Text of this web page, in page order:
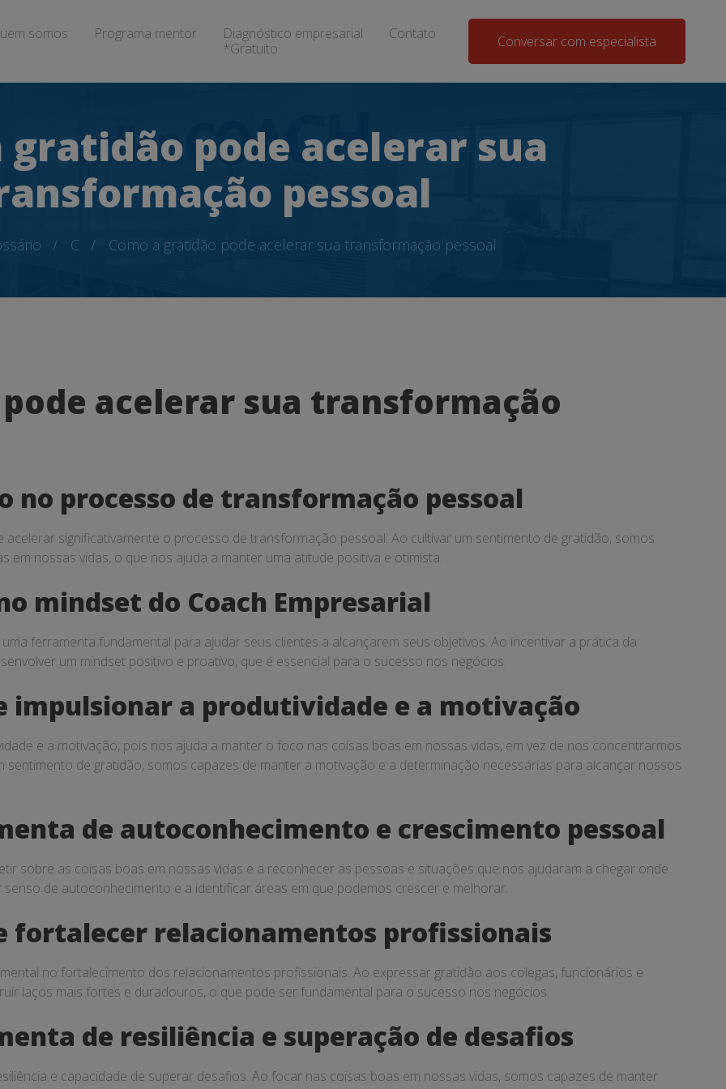
somos Programa mentor
Diagnóstico empresarial
*Gratuito
Contato Conversar com especialista
gratidão pode acelerar sua
pessoal
C Como a gratidão pode acelerar sua transformação pessoal
acelerar sua transformação
no processo de transformação pessoal
significativamente o processo de transformação pessoal. Ao cultivar um sentimento de gratidão, somos
em nossas vidas, o que nos ajuda a manter uma atitude positiva e otimista.
mindset do Coach Empresarial
ferramenta fundamental para ajudar seus clientes a alcançarem seus objetivos. Ao incentivar a prática da
um mindset positivo e proativo, que é essencial para o sucesso nos negócios.
impulsionar a produtividade e a motivação
e a motivação, pois nos ajuda a manter o foco nas coisas boas em nossas vidas, em vez de nos concentrarmos
de gratidão, somos capazes de manter a motivação e a determinação necessárias para alcançar nossos
de autoconhecimento e crescimento pessoal
sobre as coisas boas em nossas vidas e a reconhecer as pessoas e situações que nos ajudaram a chegar onde
de autoconhecimento e a identificar áreas em que podemos crescer e melhorar.
fortalecer relacionamentos profissionais
no fortalecimento dos relacionamentos profissionais. Ao expressar gratidão aos colegas, funcionários e
laços mais fortes e duradouros, o que pode ser fundamental para o sucesso nos negócios.
de resiliência e superação de desafios
e capacidade de superar desafios. Ao focar nas coisas boas em nossas vidas, somos capazes de manter